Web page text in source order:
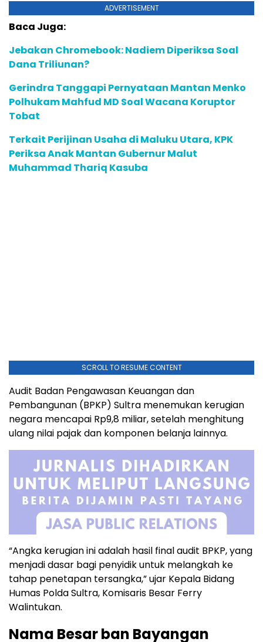
ADVERTISEMENT
Baca Juga:
Jebakan Chromebook: Nadiem Diperiksa Soal
Dana Triliunan?
Gerindra Tanggapi Pernyataan Mantan Menko
Polhukam Mahfud MD Soal Wacana Koruptor
Tobat
Terkait Perijinan Usaha di Maluku Utara, KPK
Periksa Anak Mantan Gubernur Malut
Muhammad Thariq Kasuba
SCROLL TO RESUME CONTENT
Audit Badan Pengawasan Keuangan dan
Pembangunan (BPKP) Sultra menemukan kerugian
negara mencapai Rp9,8 miliar, setelah menghitung
ulang nilai pajak dan komponen belanja lainnya.
“Angka kerugian ini adalah hasil final audit BPKP, yang
menjadi dasar bagi penyidik untuk melangkah ke
tahap penetapan tersangka,” ujar Kepala Bidang
Humas Polda Sultra, Komisaris Besar Ferry
Walintukan.
Nama Besar ban Bayangan